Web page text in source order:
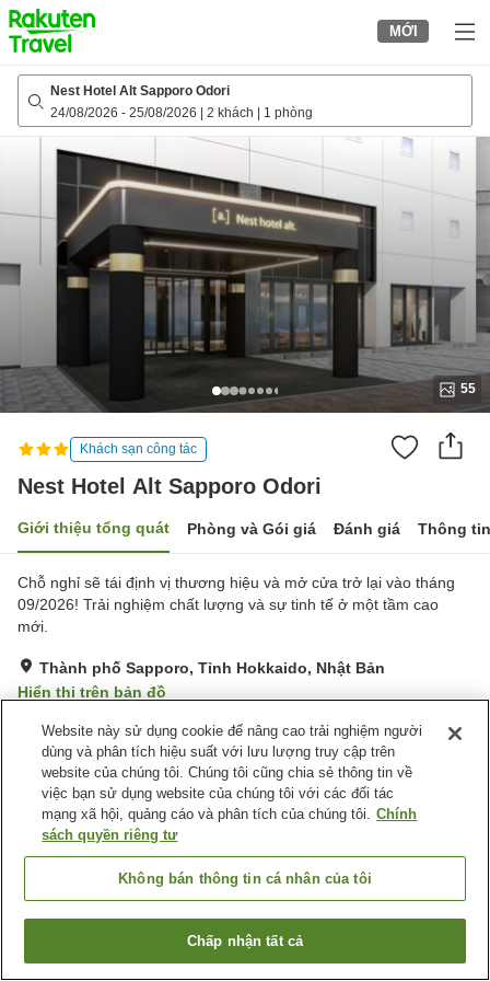
to
top
page
MỚI
Nest Hotel Alt Sapporo Odori
24/08/2026 - 25/08/2026 2 khách 1 phòng
55
Khách sạn công tác
Nest Hotel Alt Sapporo Odori
Giới thiệu tổng quát Phòng và Gói giá Đánh giá Thông
Chỗ nghỉ sẽ tái định vị thương hiệu và mở cửa trở lại vào tháng
09/2026! Trải nghiệm chất lượng và sự tinh tế ở một tầm cao
mới.
Thành phố Sapporo, Tỉnh Hokkaido, Nhật Bản
Hiển thị trên bản đồ
Tiện nghi chỗ nghỉ
Spa / Salon
Máy bán hàng tự động
Giao Hàng Tận Nhà
Dịch Vụ Giặt Ủi
Trang chủ
Nest Hotel Alt Sapporo Odori
Tìm phòng trống
Website này sử dụng cookie để nâng cao trải nghiệm người
dùng và phân tích hiệu suất với lưu lượng truy cập trên
website của chúng tôi. Chúng tôi cũng chia sẻ thông tin về
việc bạn sử dụng website của chúng tôi với các đối tác
mạng xã hội, quảng cáo và phân tích của chúng tôi. Chính
sách quyền riêng tư
Không bán thông tin cá nhân của tôi
Chấp nhận tất cả